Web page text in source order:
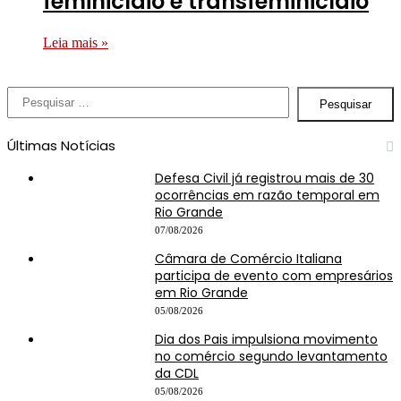
Leia mais »
Pesquisar
Últimas Notícias
Defesa Civil já registrou mais de 30
ocorrências em razão temporal em
Rio Grande
07/08/2026
Câmara de Comércio Italiana
participa de evento com empresários
em Rio Grande
05/08/2026
Dia dos Pais impulsiona movimento
no comércio segundo levantamento
da CDL
05/08/2026